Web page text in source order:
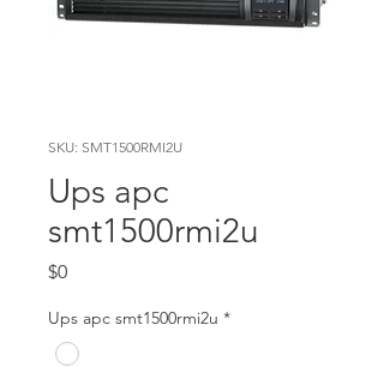
SKU: SMT1500RMI2U
Ups apc
smt1500rmi2u
$0Precio
Ups apc smt1500rmi2u *